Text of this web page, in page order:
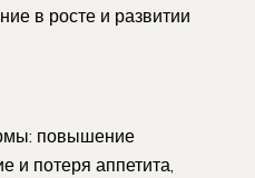
в росте и развитии
повышение
и потеря аппетита,